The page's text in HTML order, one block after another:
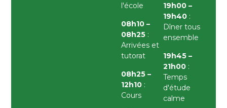
l'école
08h10 –
08h25:
Arrivées et
tutorat
08h25 –
12h10:
Cours
19h00 –
19h40 :
Dîner tous
ensemble
19h45 –
21h00 :
Temps
d'étude
calme